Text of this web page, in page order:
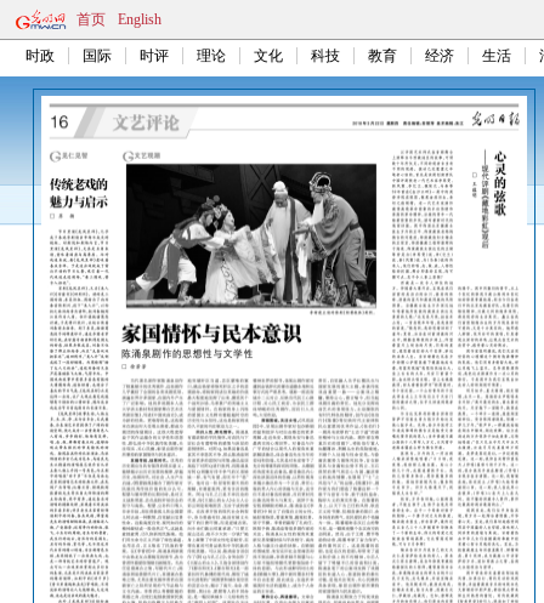
首页 English
时政 国际 时评 理论 文化 科技 教育 经济 生活